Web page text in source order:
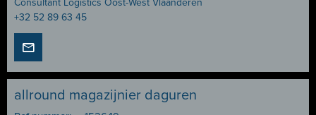
Consultant Logistics Oost-West Vlaanderen
+32 52 89 63 45
allround magazijnier daguren